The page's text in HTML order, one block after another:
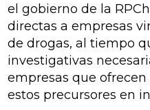
el gobierno de la
directas a empresas
de drogas, al tiempo
investigativas
empresas que
estos precursores en